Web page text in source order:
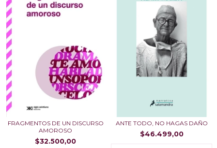
FRAGMENTOS DE UN DISCURSO
AMOROSO
$32.500,00
ANTE TODO, NO HAGAS DAÑO
$46.499,00